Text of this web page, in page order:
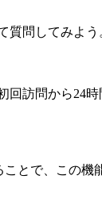
質問してみよう
回訪問から24
とで、この機